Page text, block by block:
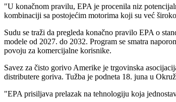
"U konačnom pravilu, EPA je procenila niz
kombinaciji sa postojećim motorima koji su već
Sudu se traži da pregleda konačno pravilo EPA o
modele od 2027. do 2032. Program se smatra
povoju za komercijalne korisnike.
Savez za čisto gorivo Amerike je trgovinska
distributere goriva. Tužba je podneta 18. juna u
"EPA prisiljava prelazak na tehnologiju koja